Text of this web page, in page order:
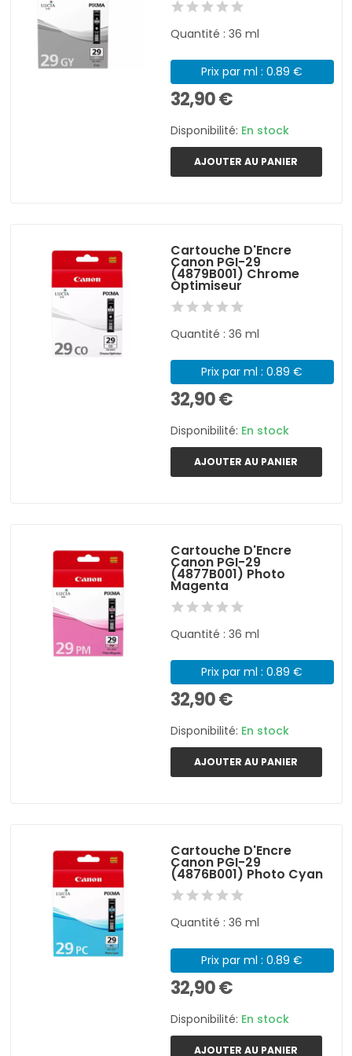
Quantité : 36 ml
Prix par ml : 0.89 €
32,90 €
Disponibilité: En stock
AJOUTER AU PANIER
Cartouche D'Encre
Canon PGI-29
(4879B001) Chrome
Optimiseur
Quantité : 36 ml
Prix par ml : 0.89 €
32,90 €
Disponibilité: En stock
AJOUTER AU PANIER
Cartouche D'Encre
Canon PGI-29
(4877B001) Photo
Magenta
Quantité : 36 ml
Prix par ml : 0.89 €
32,90 €
Disponibilité: En stock
AJOUTER AU PANIER
Cartouche D'Encre
Canon PGI-29
(4876B001) Photo Cyan
Quantité : 36 ml
Prix par ml : 0.89 €
32,90 €
Disponibilité: En stock
AJOUTER AU PANIER